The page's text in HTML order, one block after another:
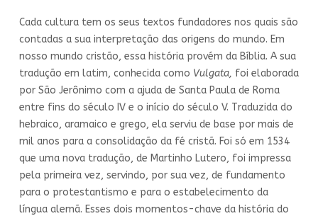
Cada cultura tem os seus textos fundadores nos quais são
contadas a sua interpretação das origens do mundo. Em
nosso mundo cristão, essa história provém da Bíblia. A sua
tradução em latim, conhecida como Vulgata, foi elaborada
por São Jerônimo com a ajuda de Santa Paula de Roma
entre fins do século IV e o início do século V. Traduzida do
hebraico, aramaico e grego, ela serviu de base por mais de
mil anos para a consolidação da fé cristã. Foi só em 1534
que uma nova tradução, de Martinho Lutero, foi impressa
pela primeira vez, servindo, por sua vez, de fundamento
para o protestantismo e para o estabelecimento da
língua alemã. Esses dois momentos-chave da história do